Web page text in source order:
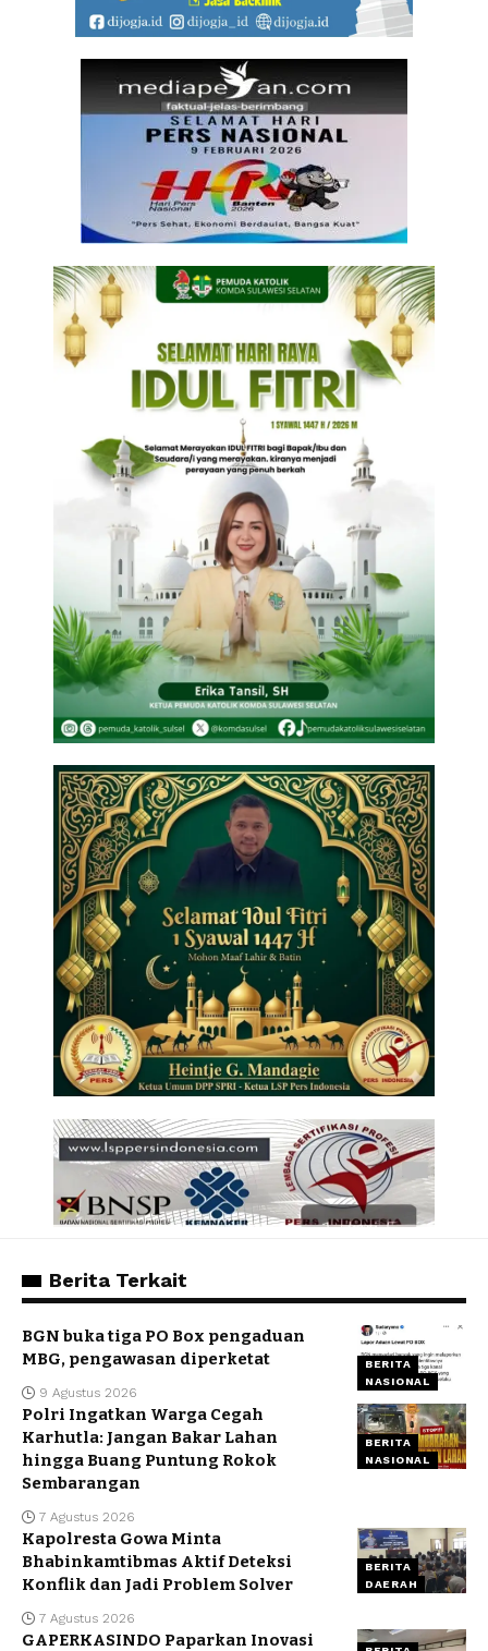
Berita Terkait
BERITA
NASIONAL
BGN buka tiga PO Box pengaduan
MBG, pengawasan diperketat
9 Agustus 2026
BERITA
NASIONAL
Polri Ingatkan Warga Cegah
Karhutla: Jangan Bakar Lahan
hingga Buang Puntung Rokok
Sembarangan
7 Agustus 2026
BERITA
DAERAH
Kapolresta Gowa Minta
Bhabinkamtibmas Aktif Deteksi
Konflik dan Jadi Problem Solver
7 Agustus 2026
GAPERKASINDO Paparkan Inovasi